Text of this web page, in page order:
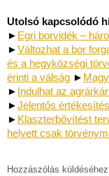
Utolsó kapcsolódó
► Egri borvidék –
►Változhat a bor
és a hegyközségi
érinti a válság ►
► Indulhat az
►Jelentős
► Klaszterbővítést
helyett csak
Hozzászólás küldéséhez